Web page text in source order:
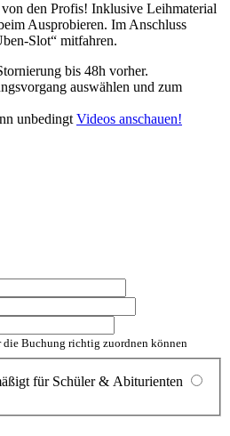
den Profis! Inklusive Leihmaterial
Ausprobieren. Im Anschluss
Slot“ mitfahren.
bis 48h vorher.
auswählen und zum
unbedingt Videos anschauen!
Buchung richtig zuordnen können
für Schüler & Abiturienten